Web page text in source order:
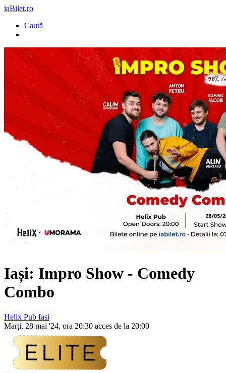
iaBilet.ro
Caută
Iași: Impro Show - Comedy
Combo
Helix Pub Iasi
Marți, 28 mai '24, ora 20:30 acces de la 20:00